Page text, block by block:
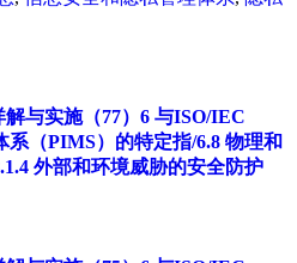
解与实施（77）6 与ISO/IEC
系（PIMS）的特定指/6.8 物理和
外部和环境威胁的安全防护